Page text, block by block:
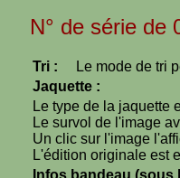
N° de série de
Tri :
Le mode de tri
Jaquette :
Le type de la jaquette
Le survol de l'image
Un clic sur l'image
L'édition originale est
Infos bandeau